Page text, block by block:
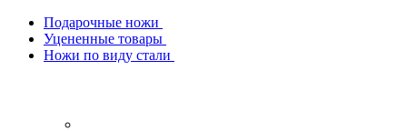
Подарочные ножи
Уцененные товары
Ножи по виду стали